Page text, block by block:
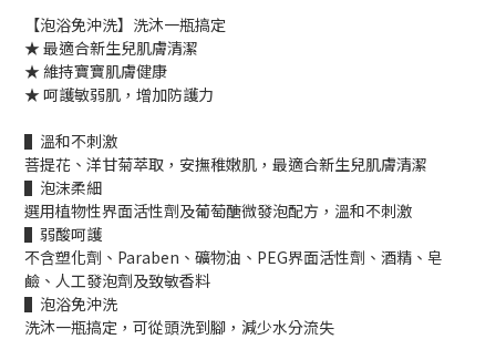
【泡浴免沖洗】洗沐一瓶搞定
★ 最適合新生兒肌膚清潔
★ 維持寶寶肌膚健康
★ 呵護敏弱肌，增加防護力
▌溫和不刺激
菩提花、洋甘菊萃取，安撫稚嫩肌，最適合新生兒肌膚清潔
▌泡沫柔細
選用植物性界面活性劑及葡萄醣微發泡配方，溫和不刺激
▌弱酸呵護
不含塑化劑、Paraben、礦物油、PEG界面活性劑、酒精、皂
鹼、人工發泡劑及致敏香料
▌泡浴免沖洗
洗沐一瓶搞定，可從頭洗到腳，減少水分流失